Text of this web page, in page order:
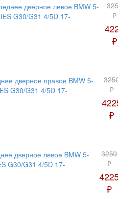
₽
₽
₽
₽
3250
₽
₽